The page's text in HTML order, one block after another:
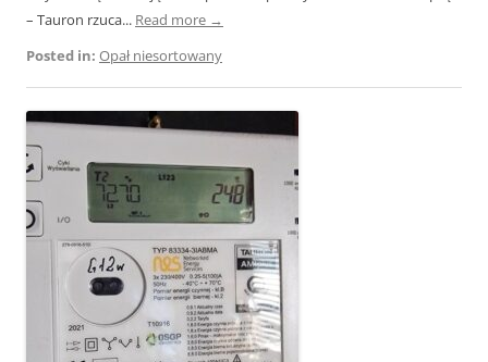
– Tauron rzuca... Read more →
Posted in: Opał niesortowany